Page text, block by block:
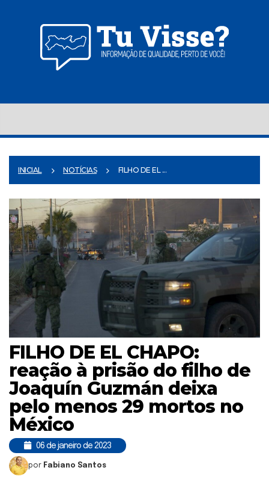
INICIAL NOTÍCIAS FILHO DE EL ...
FILHO DE EL CHAPO:
reação à prisão do filho de
Joaquín Guzmán deixa
pelo menos 29 mortos no
México
06 de janeiro de 2023
por Fabiano Santos